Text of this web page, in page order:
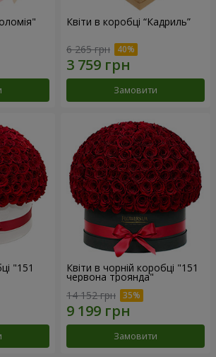
Квіти в коробці “Кадриль”
6 265 грн
Замовити
"151 Квіти в чорній коробці "151
червона троянда"
14 152 грн
Замовити